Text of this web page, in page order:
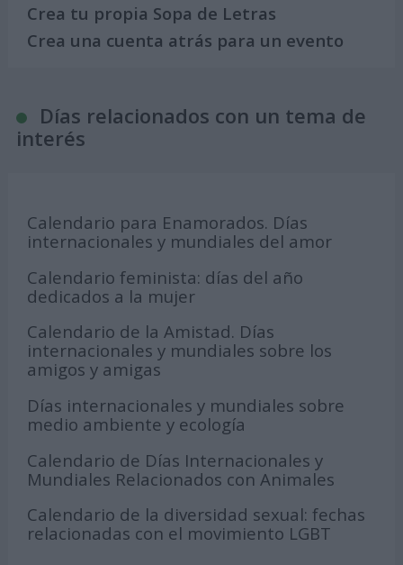
Crea tu propia Sopa de Letras
Crea una cuenta atrás para un evento
Días relacionados con un tema de
interés
Calendario para Enamorados. Días
internacionales y mundiales del amor
Calendario feminista: días del año
dedicados a la mujer
Calendario de la Amistad. Días
internacionales y mundiales sobre los
amigos y amigas
Días internacionales y mundiales sobre
medio ambiente y ecología
Calendario de Días Internacionales y
Mundiales Relacionados con Animales
Calendario de la diversidad sexual: fechas
relacionadas con el movimiento LGBT